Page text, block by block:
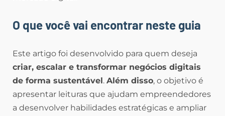
O que você vai encontrar neste guia
Este artigo foi desenvolvido para quem deseja
criar, escalar e transformar negócios digitais
de forma sustentável . Além disso, o objetivo é
apresentar leituras que ajudam empreendedores
a desenvolver habilidades estratégicas e ampliar